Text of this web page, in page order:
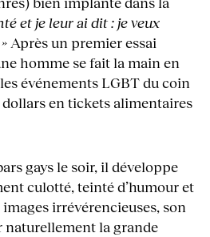
et je leur ai dit : je veux
Après un premier essai
homme se fait la main en
événements LGBT du coin
en tickets alimentaires
gays le soir, il développe
culotté, teinté d’humour et
irrévérencieuses, son
naturellement la grande